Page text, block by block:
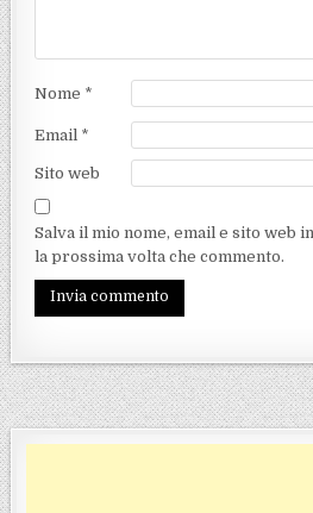
Nome *
Email *
Sito web
Salva il mio nome, email e sito web
la prossima volta che commento.